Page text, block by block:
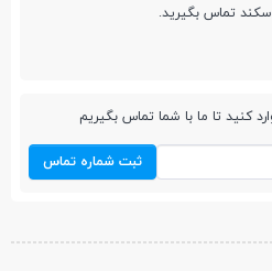
تماس بگیرید.
کنید تا ما با شما تماس بگیریم
ثبت شماره تماس